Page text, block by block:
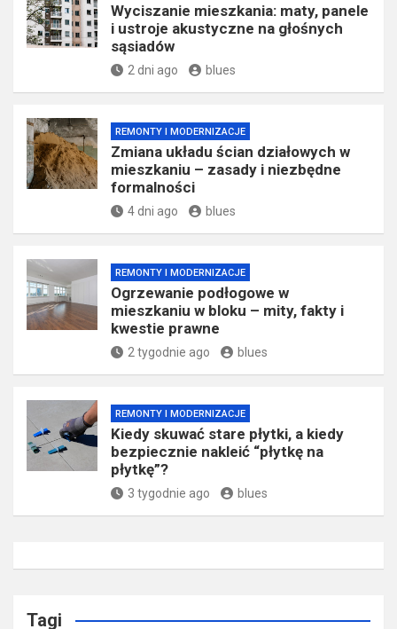
Wyciszanie mieszkania: maty, panele
i ustroje akustyczne na głośnych
sąsiadów
2 dni ago blues
REMONTY I MODERNIZACJE
Zmiana układu ścian działowych w
mieszkaniu – zasady i niezbędne
formalności
4 dni ago blues
REMONTY I MODERNIZACJE
Ogrzewanie podłogowe w
mieszkaniu w bloku – mity, fakty i
kwestie prawne
2 tygodnie ago blues
REMONTY I MODERNIZACJE
Kiedy skuwać stare płytki, a kiedy
bezpiecznie nakleić “płytkę na
płytkę”?
3 tygodnie ago blues
Tagi